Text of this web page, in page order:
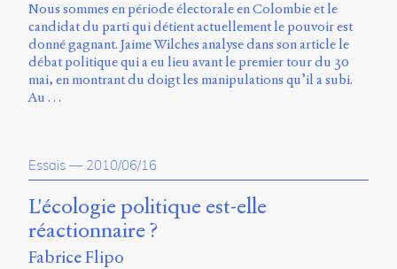
Nous sommes en période électorale en Colombie et le
candidat du parti qui détient actuellement le pouvoir est
donné gagnant. Jaime Wilches analyse dans son article le
débat politique qui a eu lieu avant le premier tour du 30
mai, en montrant du doigt les manipulations qu’il a subi.
Au …
Essais — 2010/06/16
L'écologie politique est-elle
réactionnaire ?
Fabrice Flipo